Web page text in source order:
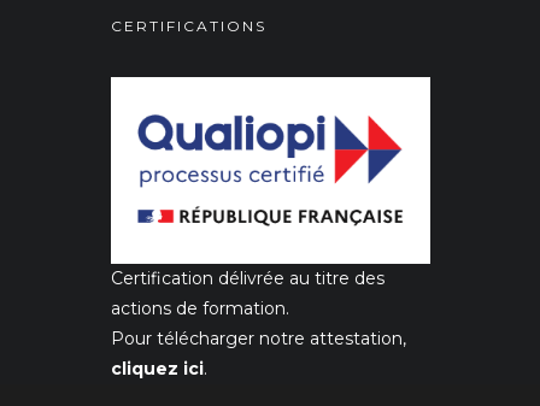
CERTIFICATIONS
Certification délivrée au titre des
actions de formation.
Pour télécharger notre attestation,
cliquez ici.